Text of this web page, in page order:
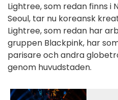
Lightree, som redan finns i
Seoul, tar nu koreansk
Lightree, som redan har
gruppen Blackpink, har
parisare och andra
genom huvudstaden.